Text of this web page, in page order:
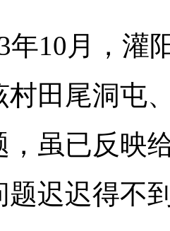
10月，灌阳
村田尾洞屯
，虽已反映
题迟迟得不